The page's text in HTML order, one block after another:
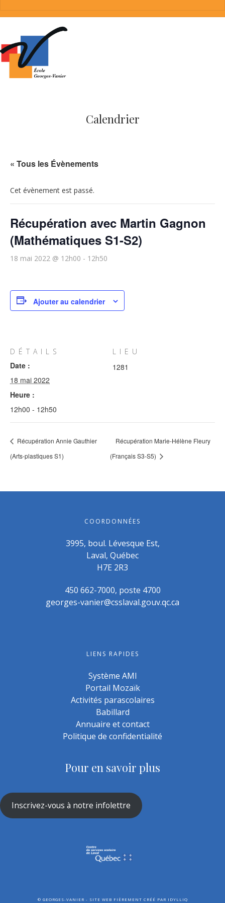
Calendrier
« Tous les Évènements
Cet évènement est passé.
Récupération avec Martin Gagnon
(Mathématiques S1-S2)
18 mai 2022 @ 12h00 - 12h50
Ajouter au calendrier
DÉTAILS
Date :
18 mai 2022
Heure :
12h00 - 12h50
LIEU
1281
Récupération Annie Gauthier
(Arts-plastiques S1)
Récupération Marie-Hélène Fleury
(Français S3-S5)
COORDONNÉES
3995, boul. Lévesque Est,
Laval, Québec
H7E 2R3
450 662-7000, poste 4700
georges-vanier@csslaval.gouv.qc.ca
LIENS RAPIDES
Système AMI
Portail Mozaïk
Activités parascolaires
Babillard
Annuaire et contact
Politique de confidentialité
Pour en savoir plus
Inscrivez-vous à notre infolettre
© GEORGES-VANIER - SITE WEB FIÈREMENT CRÉÉ PAR IDYLLIQ